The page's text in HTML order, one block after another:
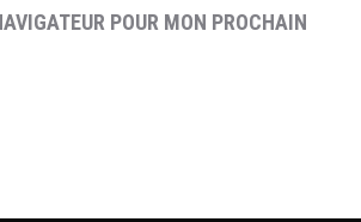
POUR MON PROCHAIN